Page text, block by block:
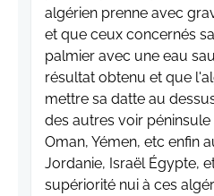
algérien prenne avec
et que ceux concernés
palmier avec une eau
résultat obtenu et que
mettre sa datte au
des autres voir péninsule
Oman, Yémen, etc enfin
Jordanie, Israël Égypte,
supériorité nui à ces